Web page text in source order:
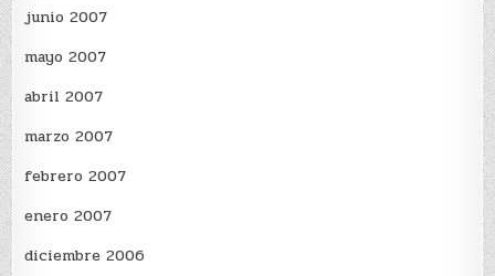
junio 2007
mayo 2007
abril 2007
marzo 2007
febrero 2007
enero 2007
diciembre 2006